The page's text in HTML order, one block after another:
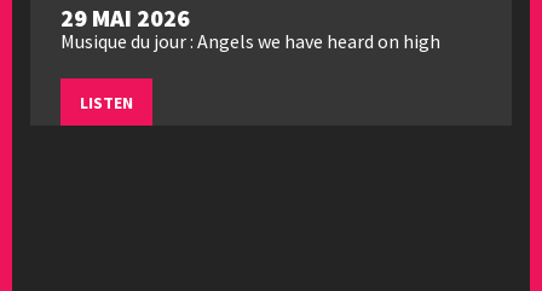
29 MAI 2026
Musique du jour : Angels we have heard on high
LISTEN